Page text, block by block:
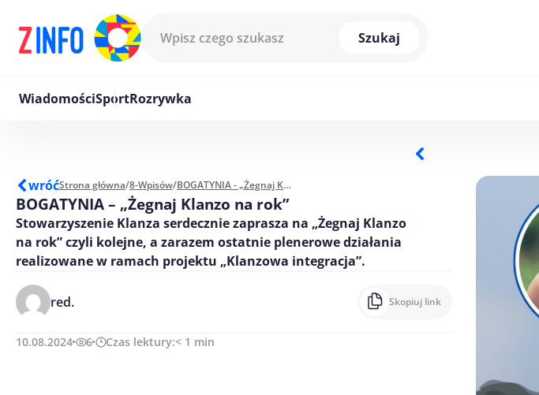
Szukaj
WiadomościSportRozrywka
wróćStrona główna/8-Wpisów/ BOGATYNIA - „Żegnaj Klanzo na rok”
BOGATYNIA – „Żegnaj Klanzo na rok”
Stowarzyszenie Klanza serdecznie zaprasza na „Żegnaj Klanzo
na rok” czyli kolejne, a zarazem ostatnie plenerowe działania
realizowane w ramach projektu „Klanzowa integracja”.
red. Skopiuj link
10.08.2024 6 Czas lektury:< 1 min